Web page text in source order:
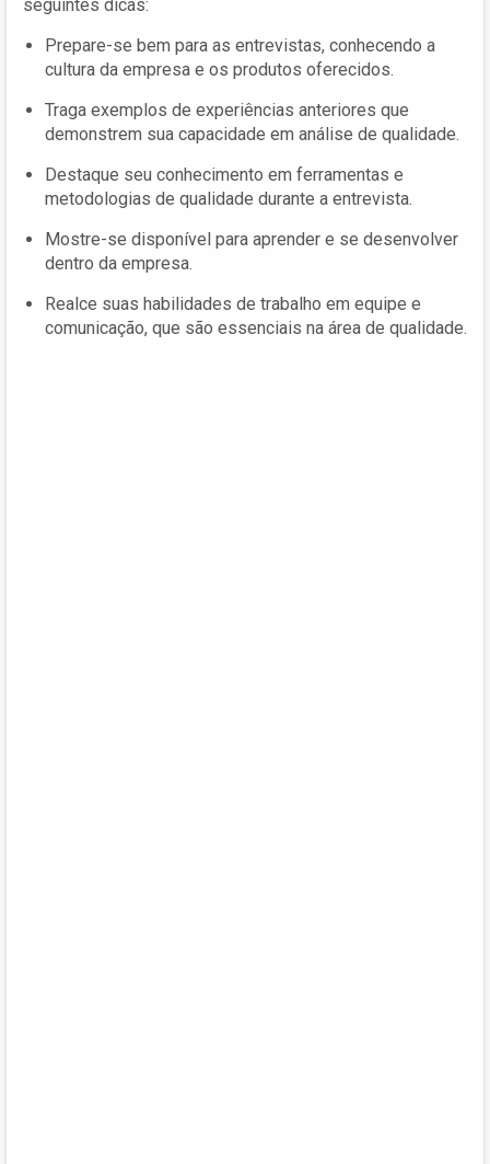
seguintes dicas:
Prepare-se bem para as entrevistas, conhecendo a
cultura da empresa e os produtos oferecidos.
Traga exemplos de experiências anteriores que
demonstrem sua capacidade em análise de qualidade.
Destaque seu conhecimento em ferramentas e
metodologias de qualidade durante a entrevista.
Mostre-se disponível para aprender e se desenvolver
dentro da empresa.
Realce suas habilidades de trabalho em equipe e
comunicação, que são essenciais na área de qualidade.